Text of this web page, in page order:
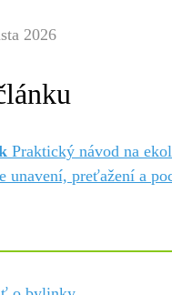
2026
Praktický návod na
unavení, preťažení a